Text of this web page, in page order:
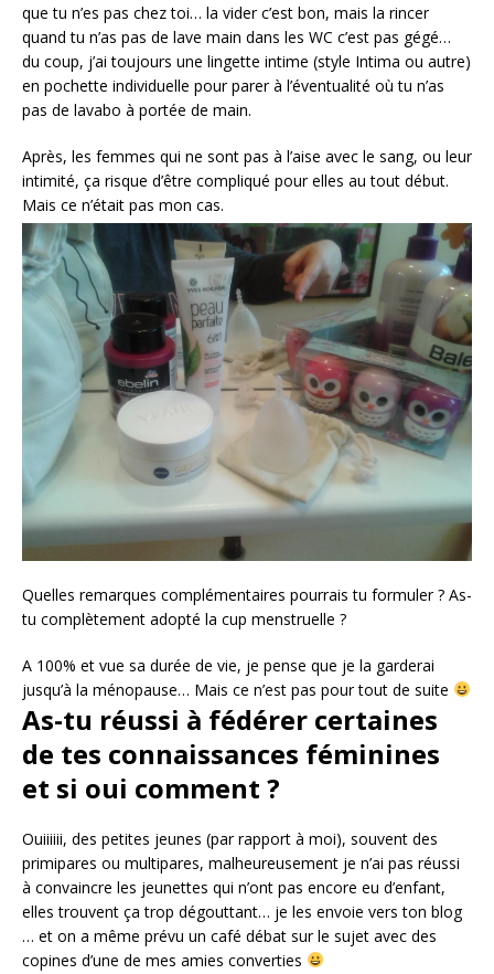
que tu n’es pas chez toi… la vider c’est bon, mais la rincer
quand tu n’as pas de lave main dans les WC c’est pas gégé…
du coup, j’ai toujours une lingette intime (style Intima ou autre)
en pochette individuelle pour parer à l’éventualité où tu n’as
pas de lavabo à portée de main.
Après, les femmes qui ne sont pas à l’aise avec le sang, ou leur
intimité, ça risque d’être compliqué pour elles au tout début.
Mais ce n’était pas mon cas.
Quelles remarques complémentaires pourrais tu formuler ? As-
tu complètement adopté la cup menstruelle ?
A 100% et vue sa durée de vie, je pense que je la garderai
jusqu’à la ménopause… Mais ce n’est pas pour tout de suite
As-tu réussi à fédérer certaines
de tes connaissances féminines
et si oui comment ?
Ouiiiiii, des petites jeunes (par rapport à moi), souvent des
primipares ou multipares, malheureusement je n’ai pas réussi
à convaincre les jeunettes qui n’ont pas encore eu d’enfant,
elles trouvent ça trop dégouttant… je les envoie vers ton blog
… et on a même prévu un café débat sur le sujet avec des
copines d’une de mes amies converties